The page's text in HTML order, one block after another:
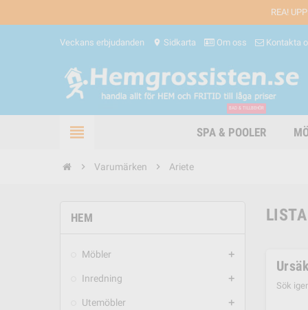
REA!
Veckans erbjudanden location_on Sidkarta Om oss Kontakta
view_headline SPA & POOLER
BAD & TILLBEHÖR
chevron_right Varumärken chevron_right Ariete
HEM
Möbler add
Inredning add
Utemöbler add
Sök